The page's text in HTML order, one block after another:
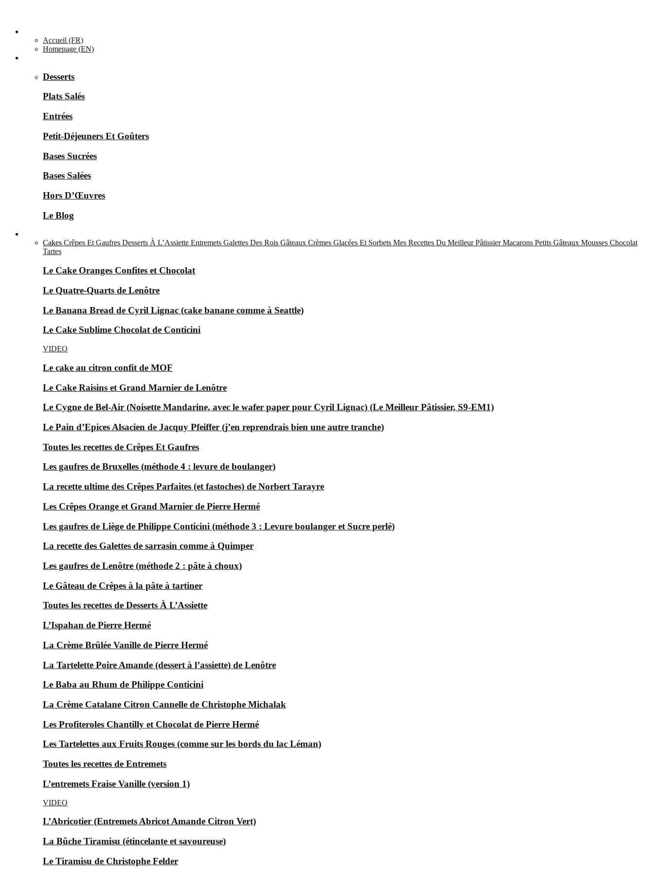
Accueil (FR)
Homepage (EN)
Desserts
Plats Salés
Entrées
Petit-Déjeuners Et Goûters
Bases Sucrées
Bases Salées
Hors D’Œuvres
Le Blog
Cakes Crêpes Et Gaufres Desserts À L’Assiette Entremets Galettes Des Rois Gâteaux Crèmes Glacées Et Sorbets Mes Recettes Du Meilleur Pâtissier Macarons Petits Gâteaux Mousses Chocolat
Tartes
Le Cake Oranges Confites et Chocolat
Le Quatre-Quarts de Lenôtre
Le Banana Bread de Cyril Lignac (cake banane comme à Seattle)
Le Cake Sublime Chocolat de Conticini
VIDEO
Le cake au citron confit de MOF
Le Cake Raisins et Grand Marnier de Lenôtre
Le Cygne de Bel-Air (Noisette Mandarine, avec le wafer paper pour Cyril Lignac) (Le Meilleur Pâtissier, S9-EM1)
Le Pain d’Epices Alsacien de Jacquy Pfeiffer (j’en reprendrais bien une autre tranche)
Toutes les recettes de Crêpes Et Gaufres
Les gaufres de Bruxelles (méthode 4 : levure de boulanger)
La recette ultime des Crêpes Parfaites (et fastoches) de Norbert Tarayre
Les Crêpes Orange et Grand Marnier de Pierre Hermé
Les gaufres de Liège de Philippe Conticini (méthode 3 : Levure boulanger et Sucre perlé)
La recette des Galettes de sarrasin comme à Quimper
Les gaufres de Lenôtre (méthode 2 : pâte à choux)
Le Gâteau de Crêpes à la pâte à tartiner
Toutes les recettes de Desserts À L’Assiette
L’Ispahan de Pierre Hermé
La Crème Brûlée Vanille de Pierre Hermé
La Tartelette Poire Amande (dessert à l’assiette) de Lenôtre
Le Baba au Rhum de Philippe Conticini
La Crème Catalane Citron Cannelle de Christophe Michalak
Les Profiteroles Chantilly et Chocolat de Pierre Hermé
Les Tartelettes aux Fruits Rouges (comme sur les bords du lac Léman)
Toutes les recettes de Entremets
L’entremets Fraise Vanille (version 1)
VIDEO
L’Abricotier (Entremets Abricot Amande Citron Vert)
La Bûche Tiramisu (étincelante et savoureuse)
Le Tiramisu de Christophe Felder